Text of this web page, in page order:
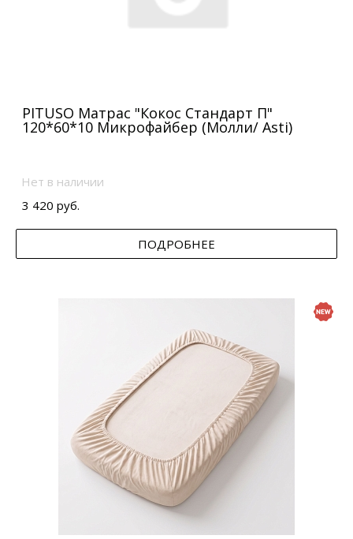
PITUSO Матрас "Кокос Стандарт П"
120*60*10 Микрофайбер (Молли/ Asti)
Нет в наличии
3 420 руб.
ПОДРОБНЕЕ